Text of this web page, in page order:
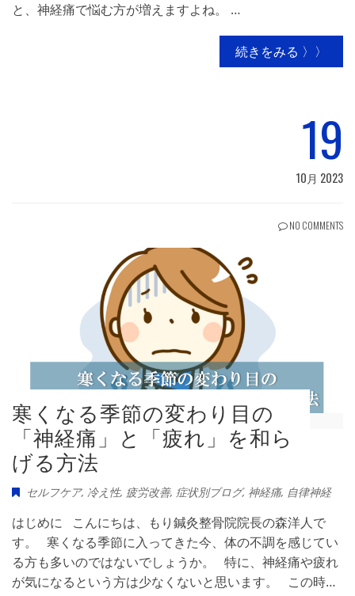
と、神経痛で悩む方が増えますよね。 …
続きをみる 〉〉
19
10月 2023
NO COMMENTS
寒くなる季節の変わり目の
「神経痛」と「疲れ」を和ら
げる方法
セルフケア, 冷え性, 疲労改善, 症状別ブログ, 神経痛, 自律神経
はじめに こんにちは、もり鍼灸整骨院院長の森洋人で
す。 寒くなる季節に入ってきた今、体の不調を感じてい
る方も多いのではないでしょうか。 特に、神経痛や疲れ
が気になるという方は少なくないと思います。 この時…